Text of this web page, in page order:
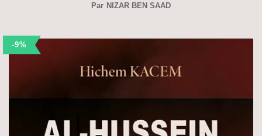
Par NIZAR BEN SAAD
-9%